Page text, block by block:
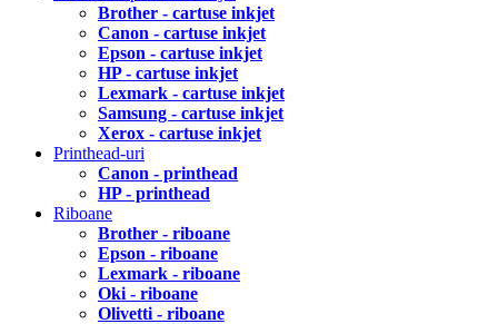
Brother - cartuse inkjet
Canon - cartuse inkjet
Epson - cartuse inkjet
HP - cartuse inkjet
Lexmark - cartuse inkjet
Samsung - cartuse inkjet
Xerox - cartuse inkjet
Printhead-uri
Canon - printhead
HP - printhead
Riboane
Brother - riboane
Epson - riboane
Lexmark - riboane
Oki - riboane
Olivetti - riboane